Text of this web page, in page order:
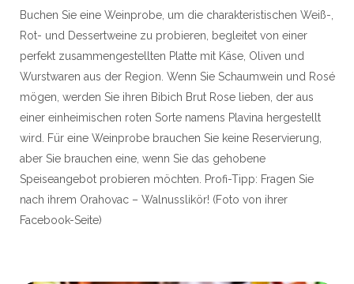
Buchen Sie eine Weinprobe, um die charakteristischen Weiß-,
Rot- und Dessertweine zu probieren, begleitet von einer
perfekt zusammengestellten Platte mit Käse, Oliven und
Wurstwaren aus der Region. Wenn Sie Schaumwein und Rosé
mögen, werden Sie ihren Bibich Brut Rose lieben, der aus
einer einheimischen roten Sorte namens Plavina hergestellt
wird. Für eine Weinprobe brauchen Sie keine Reservierung,
aber Sie brauchen eine, wenn Sie das gehobene
Speiseangebot probieren möchten. Profi-Tipp: Fragen Sie
nach ihrem Orahovac – Walnusslikör! (Foto von ihrer
Facebook-Seite)